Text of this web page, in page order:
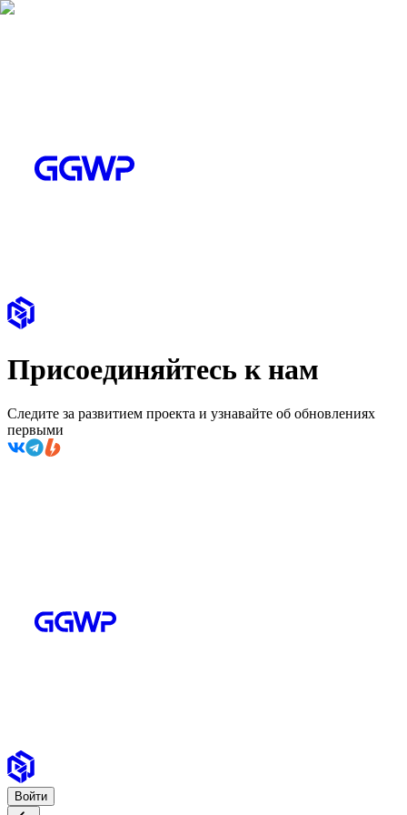
Присоединяйтесь к нам
Следите за развитием проекта и узнавайте об обновлениях
первыми
Войти